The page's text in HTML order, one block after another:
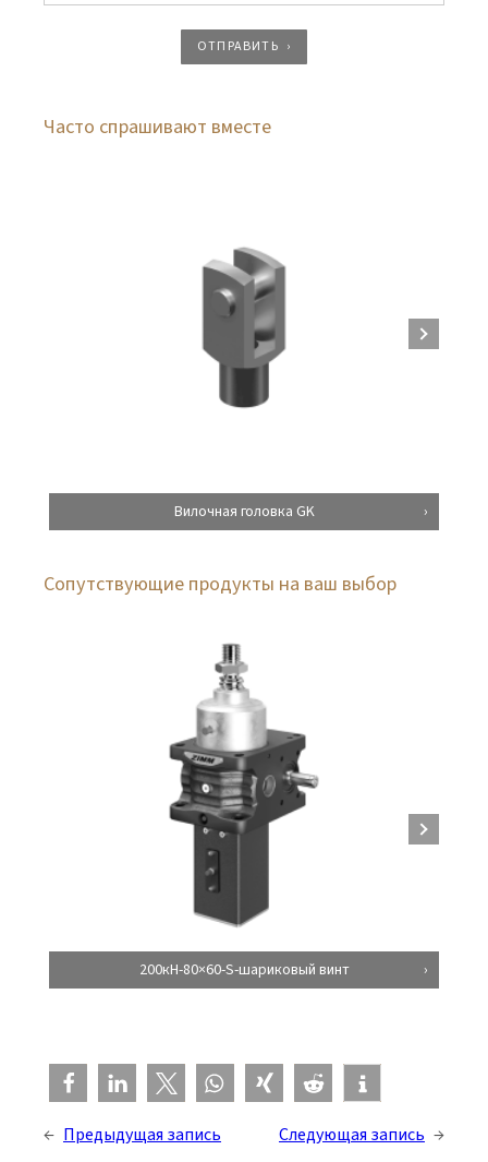
ОТПРАВИТЬ
Часто спрашивают вместе
Вилочная головка GK
Сопутствующие продукты на ваш выбор
200кН-80×60-S-шариковый винт
← Предыдущая запись Следующая запись →